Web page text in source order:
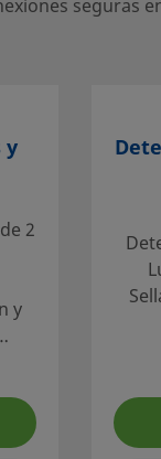
un producto,
y el
de
como de la
seguras
y
2
y